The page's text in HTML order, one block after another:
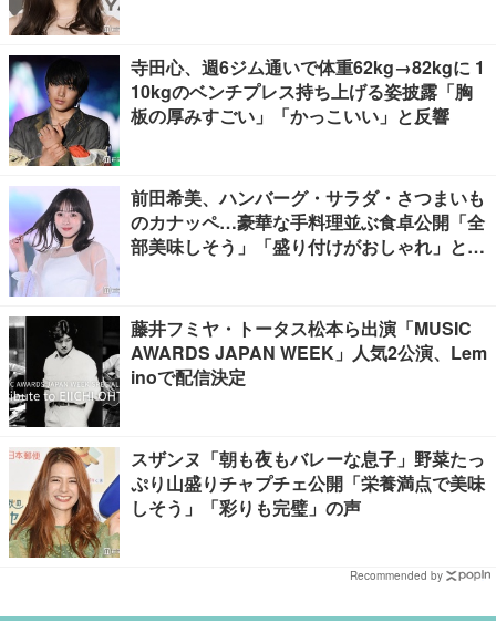
寺田心、週6ジム通いで体重62kg→82kgに 1
10kgのベンチプレス持ち上げる姿披露「胸
板の厚みすごい」「かっこいい」と反響
前田希美、ハンバーグ・サラダ・さつまいも
のカナッペ…豪華な手料理並ぶ食卓公開「全
部美味しそう」「盛り付けがおしゃれ」と絶
藤井フミヤ・トータス松本ら出演「MUSIC
AWARDS JAPAN WEEK」人気2公演、Lem
inoで配信決定
スザンヌ「朝も夜もバレーな息子」野菜たっ
ぷり山盛りチャプチェ公開「栄養満点で美味
しそう」「彩りも完璧」の声
Recommended by